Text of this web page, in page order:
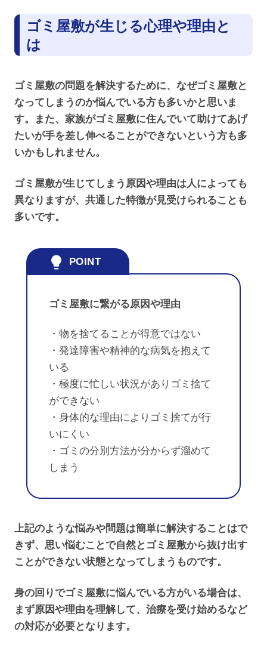
ゴミ屋敷が生じる心理や理由と
は
ゴミ屋敷の問題を解決するために、なぜゴミ屋敷と
なってしまうのか悩んでいる方も多いかと思いま
す。また、家族がゴミ屋敷に住んでいて助けてあげ
たいが手を差し伸べることができないという方も多
いかもしれません。
ゴミ屋敷が生じてしまう原因や理由は人によっても
異なりますが、共通した特徴が見受けられることも
多いです。
ゴミ屋敷に繋がる原因や理由
・物を捨てることが得意ではない
・発達障害や精神的な病気を抱えて
いる
・極度に忙しい状況がありゴミ捨て
ができない
・身体的な理由によりゴミ捨てが行
いにくい
・ゴミの分別方法が分からず溜めて
しまう
上記のような悩みや問題は簡単に解決することはで
きず、思い悩むことで自然とゴミ屋敷から抜け出す
ことができない状態となってしまうものです。
身の回りでゴミ屋敷に悩んでいる方がいる場合は、
まず原因や理由を理解して、治療を受け始めるなど
の対応が必要となります。